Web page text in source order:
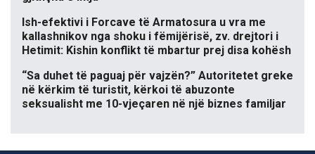
Ish-efektivi i Forcave të Armatosura u vra me
kallashnikov nga shoku i fëmijërisë, zv. drejtori i
Hetimit: Kishin konflikt të mbartur prej disa kohësh
“Sa duhet të paguaj për vajzën?” Autoritetet greke
në kërkim të turistit, kërkoi të abuzonte
seksualisht me 10-vjeçaren në një biznes familjar